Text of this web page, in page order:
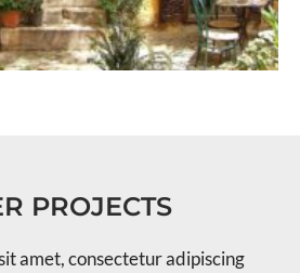
PROJECTS
amet, consectetur adipiscing